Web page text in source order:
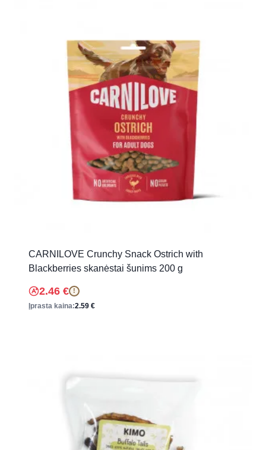
CARNILOVE Crunchy Snack Ostrich with
Blackberries skanėstai šunims 200 g
2.46 € !
Įprasta kaina:2.59 €